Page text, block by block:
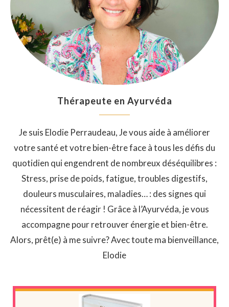
Thérapeute en Ayurvéda
Je suis Elodie Perraudeau, Je vous aide à améliorer
votre santé et votre bien-être face à tous les défis du
quotidien qui engendrent de nombreux déséquilibres :
Stress, prise de poids, fatigue, troubles digestifs,
douleurs musculaires, maladies… : des signes qui
nécessitent de réagir ! Grâce à l’Ayurvéda, je vous
accompagne pour retrouver énergie et bien-être.
Alors, prêt(e) à me suivre? Avec toute ma bienveillance,
Elodie